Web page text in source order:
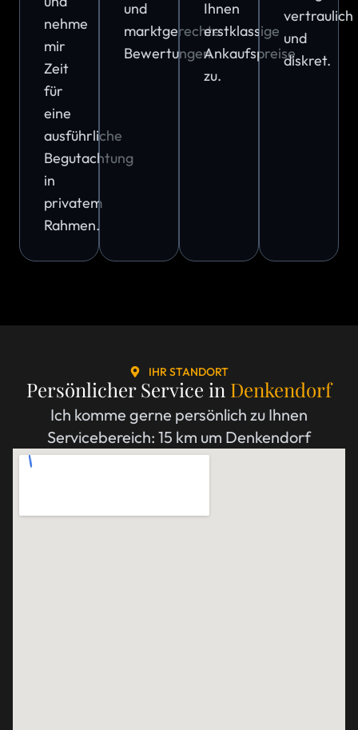
nehme
mir
Zeit
für
eine
ausführliche
Begutachtung
in
privatem
Rahmen.
und
marktgerechte
Bewertungen.
Ihnen
erstklassige
Ankaufspreise
zu.
vertraulich
und
diskret.
IHR STANDORT
Persönlicher Service in Denkendorf
Ich komme gerne persönlich zu Ihnen
Servicebereich: 15 km um Denkendorf